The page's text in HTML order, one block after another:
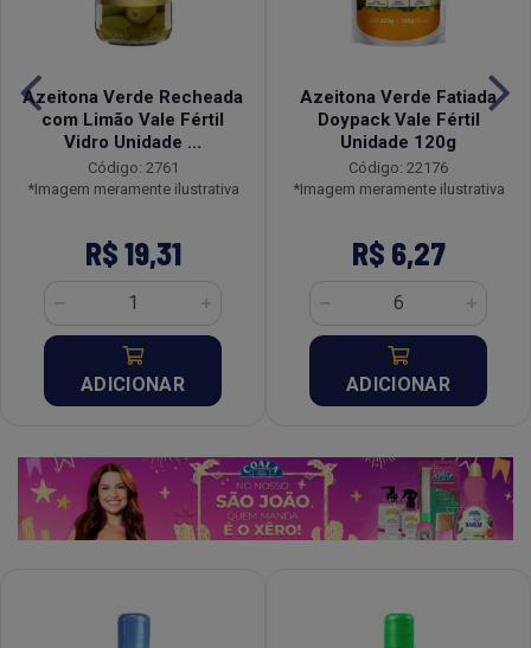
Azeitona Verde Recheada
com Limão Vale Fértil
Vidro Unidade ...
Código: 2761
*Imagem meramente ilustrativa
R$ 19,31
ADICIONAR
Azeitona Verde Fatiada
Doypack Vale Fértil
Unidade 120g
Código: 22176
*Imagem meramente ilustrativa
R$ 6,27
ADICIONAR